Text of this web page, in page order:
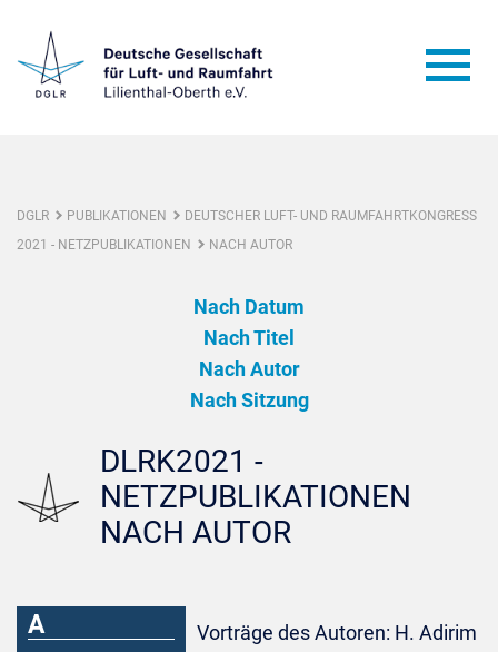
DGLR PUBLIKATIONEN
DEUTSCHER LUFT- UND RAUMFAHRTKONGRESS
2021 - NETZPUBLIKATIONEN
NACH AUTOR
Nach Datum
Nach Titel
Nach Autor
Nach Sitzung
DLRK2021 -
NETZPUBLIKATIONEN
NACH AUTOR
A Vorträge des Autoren: H. Adirim